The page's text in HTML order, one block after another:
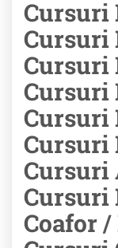
Cursuri
Cursuri
Cursuri
Cursuri
Cursuri
Cursuri
Cursuri
Cursuri
Coafor